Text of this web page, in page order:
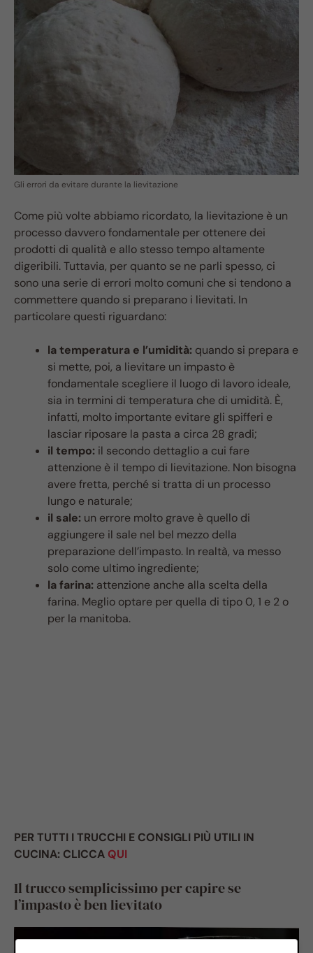
Gli errori da evitare durante la lievitazione
Come più volte abbiamo ricordato, la lievitazione è un
processo davvero fondamentale per ottenere dei
prodotti di qualità e allo stesso tempo altamente
digeribili. Tuttavia, per quanto se ne parli spesso, ci
sono una serie di errori molto comuni che si tendono a
commettere quando si preparano i lievitati. In
particolare questi riguardano:
la temperatura e l’umidità: quando si prepara e
si mette, poi, a lievitare un impasto è
fondamentale scegliere il luogo di lavoro ideale,
sia in termini di temperatura che di umidità. È,
infatti, molto importante evitare gli spifferi e
lasciar riposare la pasta a circa 28 gradi;
il tempo: il secondo dettaglio a cui fare
attenzione è il tempo di lievitazione. Non bisogna
avere fretta, perché si tratta di un processo
lungo e naturale;
il sale: un errore molto grave è quello di
aggiungere il sale nel bel mezzo della
preparazione dell’impasto. In realtà, va messo
solo come ultimo ingrediente;
la farina: attenzione anche alla scelta della
farina. Meglio optare per quella di tipo 0, 1 e 2 o
per la manitoba.
PER TUTTI I TRUCCHI E CONSIGLI PIÙ UTILI IN
CUCINA: CLICCA QUI
Il trucco semplicissimo per capire se
l’impasto è ben lievitato